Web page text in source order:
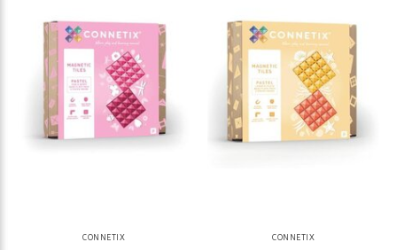
CONNETIX CONNETIX